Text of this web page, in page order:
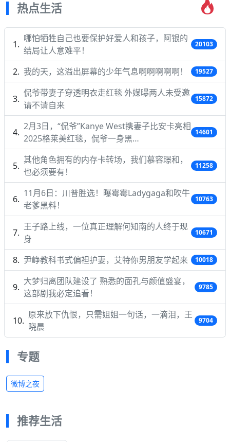
热点生活
哪怕牺牲自己也要保护好爱人和孩子，阿银的
结局让人意难平！
20103
我的天，这溢出屏幕的少年气息啊啊啊啊啊！ 19527
侃爷带妻子穿透明衣走红毯 外媒曝两人未受邀
请不请自来
15872
2月3日，“侃爷”Kanye West携妻子比安卡亮相
2025格莱美红毯，侃爷一身黑…
14601
其他角色拥有的内存卡转场，我们慕容璟和，
也必须要有！
11258
11月6日：川普胜选！曝霉霉Ladygaga和吹牛
老爹黑料！
10763
王子路上线，一位真正理解何知南的人终于现
身
10671
尹峥教科书式偏袒护妻，艾特你男朋友学起来 10018
大梦归离团队建设了 熟悉的面孔与颜值盛宴，
这部剧我必定追看！
9785
原来放下仇恨，只需姐姐一句话，一滴泪，王
晓晨
9704
专题
微博之夜
推荐生活